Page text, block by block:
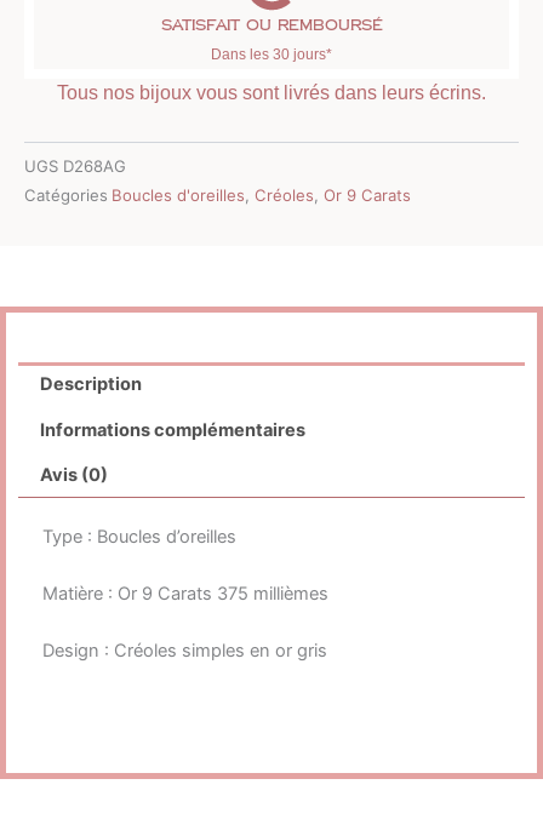
Satisfait ou remboursé
Dans les 30 jours*
Tous nos bijoux vous sont livrés dans leurs écrins.
UGS D268AG
Catégories Boucles d'oreilles Créoles Or 9 Carats
Description
Informations complémentaires
Avis (0)
Type : Boucles d’oreilles
Matière : Or 9 Carats 375 millièmes
Design : Créoles simples en or gris